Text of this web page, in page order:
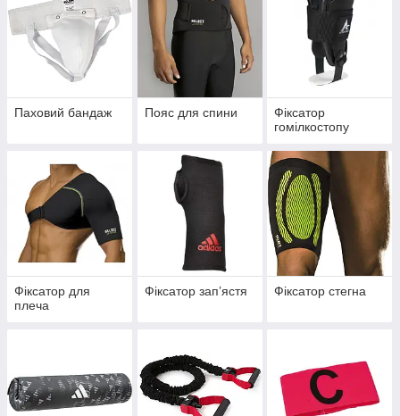
Паховий бандаж Пояс для спини
Фіксатор
гомілкостопу
Фіксатор для
плеча
Фіксатор запʼястя Фіксатор стегна